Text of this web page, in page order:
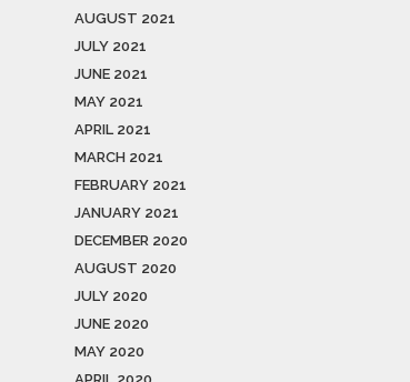
AUGUST 2021
JULY 2021
JUNE 2021
MAY 2021
APRIL 2021
MARCH 2021
FEBRUARY 2021
JANUARY 2021
DECEMBER 2020
AUGUST 2020
JULY 2020
JUNE 2020
MAY 2020